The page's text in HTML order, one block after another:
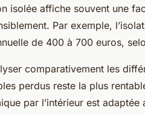
isolée affiche souvent une
Par exemple,
de 400 à 700 euros,
comparativement les
perdus reste la plus
par l’intérieur est